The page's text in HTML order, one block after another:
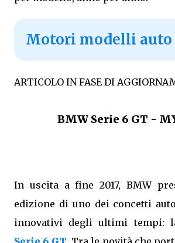
Motori modelli auto
ARTICOLO IN FASE DI
BMW Serie 6 GT -
In uscita a fine 2017, BMW
edizione di uno dei concetti
innovativi degli ultimi tempi: